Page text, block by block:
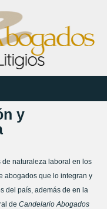
y
naturaleza laboral en los
abogados que lo integran y
del país, además de en la
de Candelario Abogados